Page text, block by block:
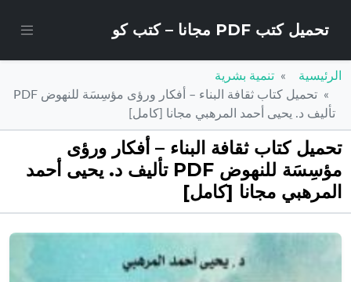
تحميل كتب PDF مجانا – كتب كو
الرئيسية
تنمية بشرية
تحميل كتاب ثقافة البناء – أفكار ورؤى مؤسِسَة للنهوض PDF
تأليف د. يحيى أحمد المرهبي مجانا [كامل]
تحميل كتاب ثقافة البناء – أفكار ورؤى
مؤسِسَة للنهوض PDF تأليف د. يحيى أحمد
المرهبي مجانا [كامل]